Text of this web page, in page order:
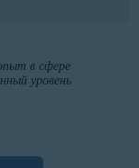
в сфере
уровень